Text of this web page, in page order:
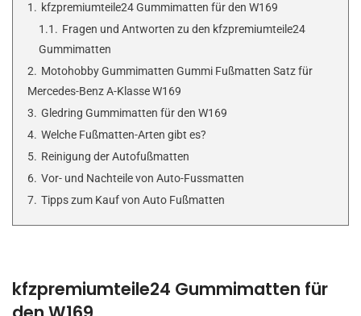
1. kfzpremiumteile24 Gummimatten für den W169
1.1. Fragen und Antworten zu den kfzpremiumteile24
Gummimatten
2. Motohobby Gummimatten Gummi Fußmatten Satz für
Mercedes-Benz A-Klasse W169
3. Gledring Gummimatten für den W169
4. Welche Fußmatten-Arten gibt es?
5. Reinigung der Autofußmatten
6. Vor- und Nachteile von Auto-Fussmatten
7. Tipps zum Kauf von Auto Fußmatten
kfzpremiumteile24 Gummimatten für